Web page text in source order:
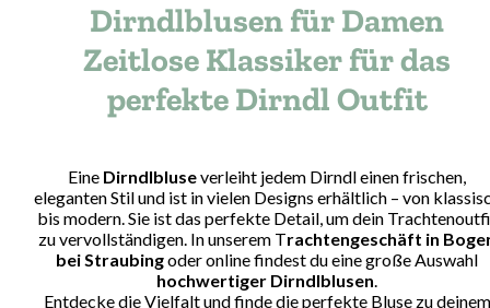
Dirndlblusen für Damen
Zeitlose Klassiker für das
perfekte Dirndl Outfit
Eine Dirndlbluseverleiht jedem Dirndl einen frischen,
eleganten Stil und ist in vielen Designs erhältlich – von
bis modern. Sie ist das perfekte Detail, um dein
zu vervollständigen. In unserem Trachtengeschäft in
bei Straubingoder online findest du eine große Auswahl
hochwertiger Dirndlblusen.
Entdecke die Vielfalt und finde die perfekte Bluse zu deinem